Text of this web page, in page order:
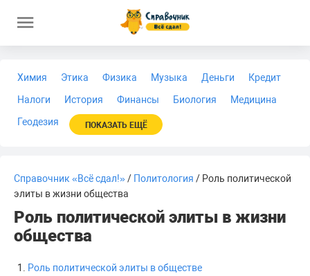
Химия Этика Физика Музыка Деньги
Кредит
Налоги
История Финансы Биология
Медицина
Геодезия
ПОКАЗАТЬ ЕЩЁ
Справочник «Всё сдал!»/ Политология / Роль политической
элиты в жизни общества
Роль политической элиты в жизни
общества
Роль политической элиты в обществе